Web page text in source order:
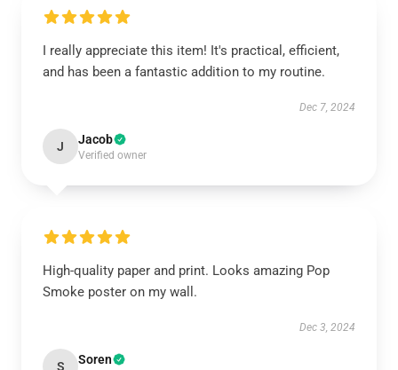
I really appreciate this item! It's practical, efficient,
and has been a fantastic addition to my routine.
Dec 7, 2024
J Jacob
Verified owner
High-quality paper and print. Looks amazing Pop
Smoke poster on my wall.
Dec 3, 2024
S Soren